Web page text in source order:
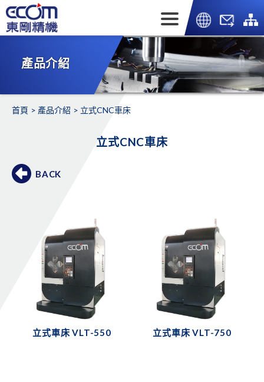
產品介紹
首頁 產品介紹 立式CNC車床
立式CNC車床
BACK
立式車床 VLT-550 立式車床 VLT-750